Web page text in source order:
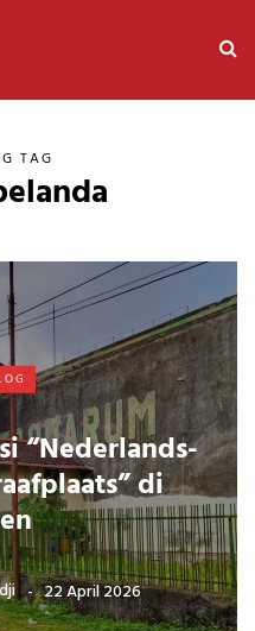
TAG
“Nederlands-
di
22 April 2026